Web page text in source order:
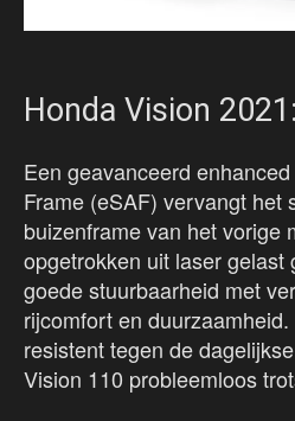
Honda Vision
Een geavanceerd
Frame (eSAF) vervangt het
buizenframe van het vorige
opgetrokken uit laser gelast
goede stuurbaarheid met
rijcomfort en
resistent tegen de
Vision 110 probleemloos